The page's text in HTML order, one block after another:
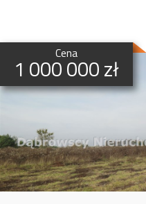
Cena
1 000 000 zł